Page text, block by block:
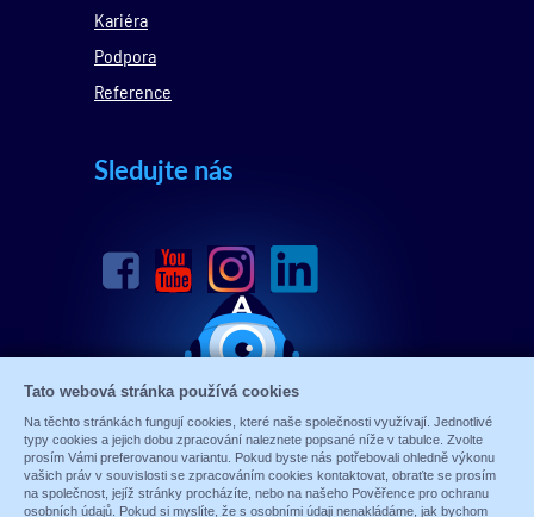
Kariéra
Podpora
Reference
Sledujte nás
Tato webová stránka používá cookies
Na těchto stránkách fungují cookies, které naše společnosti využívají. Jednotlivé
typy cookies a jejich dobu zpracování naleznete popsané níže v tabulce. Zvolte
prosím Vámi preferovanou variantu. Pokud byste nás potřebovali ohledně výkonu
vašich práv v souvislosti se zpracováním cookies kontaktovat, obraťte se prosím
na společnost, jejíž stránky procházíte, nebo na našeho Pověřence pro ochranu
osobních údajů. Pokud si myslíte, že s osobními údaji nenakládáme, jak bychom